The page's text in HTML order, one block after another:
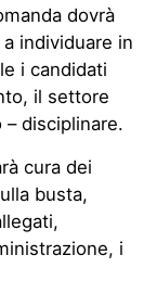
dovrà
individuare in
i candidati
il settore
disciplinare.
cura dei
busta,
i